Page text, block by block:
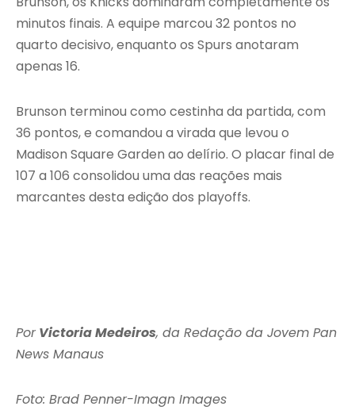
minutos finais. A equipe marcou 32 pontos no
quarto decisivo, enquanto os Spurs anotaram
apenas 16.
Brunson terminou como cestinha da partida, com
36 pontos, e comandou a virada que levou o
Madison Square Garden ao delírio. O placar final de
107 a 106 consolidou uma das reações mais
marcantes desta edição dos playoffs.
PorVictoria Medeiros, da Redação da Jovem Pan
News Manaus
Foto: Brad Penner-Imagn Images